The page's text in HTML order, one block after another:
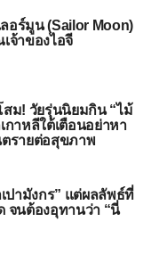
อร์มูน (Sailor Moon)
จ้าของไอจี
ม! วัยรุ่นนิยมกิน “ไม้
าหลีใต้เตือนอย่าหา
ตรายต่อสุขภาพ
ปามังกร” แต่ผลลัพธ์ที่
จนต้องอุทานว่า “นี่